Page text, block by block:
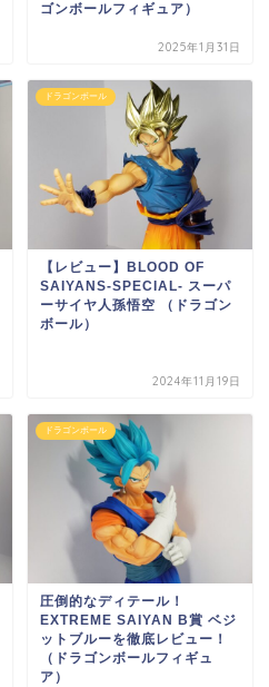
ゴンボールフィギュア）
2025年1月31日
ドラゴンボール
【レビュー】BLOOD OF
SAIYANS-SPECIAL- スーパ
ーサイヤ人孫悟空 （ドラゴン
ボール）
2024年11月19日
ドラゴンボール
圧倒的なディテール！
EXTREME SAIYAN B賞 ベジ
ットブルーを徹底レビュー！
（ドラゴンボールフィギュ
ア）